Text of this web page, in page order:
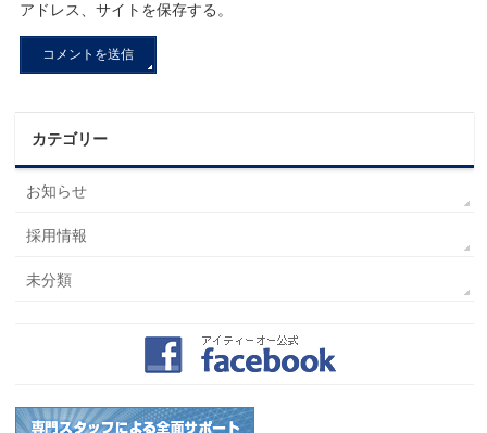
アドレス、サイトを保存する。
カテゴリー
お知らせ
採用情報
未分類